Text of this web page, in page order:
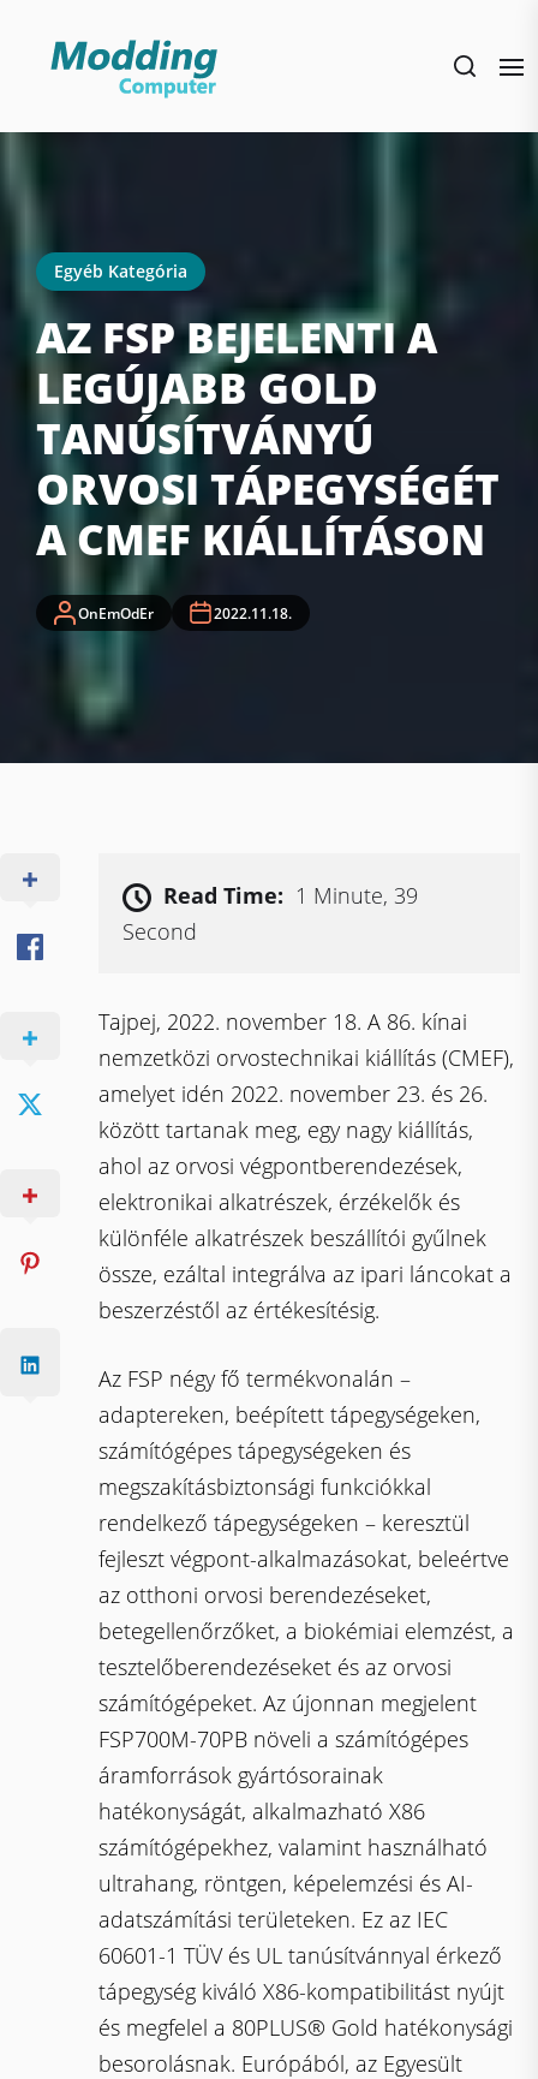
Egyéb Kategória
AZ FSP BEJELENTI A
LEGÚJABB GOLD
TANÚSÍTVÁNYÚ
ORVOSI TÁPEGYSÉGÉT
A CMEF KIÁLLÍTÁSON
OnEmOdEr 2022.11.18.
Read Time: 1 Minute, 39
Second
Tajpej, 2022. november 18. A 86. kínai
nemzetközi orvostechnikai kiállítás (CMEF),
amelyet idén 2022. november 23. és 26.
között tartanak meg, egy nagy kiállítás,
ahol az orvosi végpontberendezések,
elektronikai alkatrészek, érzékelők és
különféle alkatrészek beszállítói gyűlnek
össze, ezáltal integrálva az ipari láncokat a
beszerzéstől az értékesítésig.
Az FSP négy fő termékvonalán –
adaptereken, beépített tápegységeken,
számítógépes tápegységeken és
megszakításbiztonsági funkciókkal
rendelkező tápegységeken – keresztül
fejleszt végpont-alkalmazásokat, beleértve
az otthoni orvosi berendezéseket,
betegellenőrzőket, a biokémiai elemzést, a
tesztelőberendezéseket és az orvosi
számítógépeket. Az újonnan megjelent
FSP700M-70PB növeli a számítógépes
áramforrások gyártósorainak
hatékonyságát, alkalmazható X86
számítógépekhez, valamint használható
ultrahang, röntgen, képelemzési és AI-
adatszámítási területeken. Ez az IEC
60601-1 TÜV és UL tanúsítvánnyal érkező
tápegység kiváló X86-kompatibilitást nyújt
és megfelel a 80PLUS® Gold hatékonysági
besorolásnak. Európából, az Egyesült